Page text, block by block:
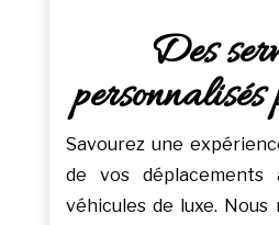
Des
personnalisés
Savourez une
de vos
véhicules de luxe.